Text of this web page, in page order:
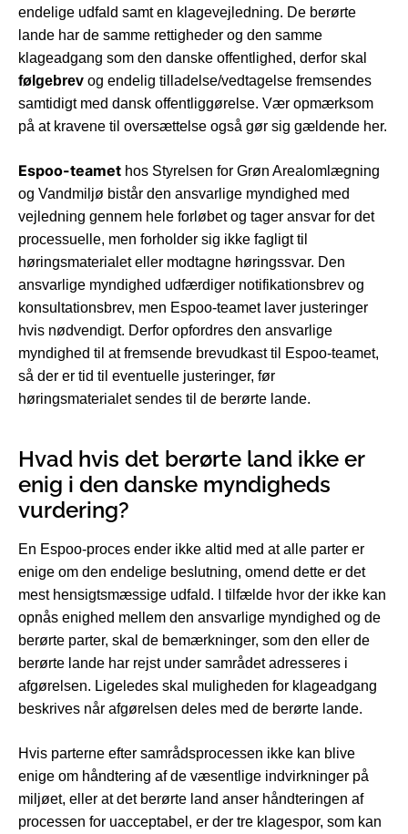
endelige udfald samt en klagevejledning. De berørte
lande har de samme rettigheder og den samme
klageadgang som den danske offentlighed, derfor skal
følgebrev og endelig tilladelse/vedtagelse fremsendes
samtidigt med dansk offentliggørelse. Vær opmærksom
på at kravene til oversættelse også gør sig gældende her.
Espoo-teamet hos Styrelsen for Grøn Arealomlægning
og Vandmiljø bistår den ansvarlige myndighed med
vejledning gennem hele forløbet og tager ansvar for det
processuelle, men forholder sig ikke fagligt til
høringsmaterialet eller modtagne høringssvar. Den
ansvarlige myndighed udfærdiger notifikationsbrev og
konsultationsbrev, men Espoo-teamet laver justeringer
hvis nødvendigt. Derfor opfordres den ansvarlige
myndighed til at fremsende brevudkast til Espoo-teamet,
så der er tid til eventuelle justeringer, før
høringsmaterialet sendes til de berørte lande.
Hvad hvis det berørte land ikke er
enig i den danske myndigheds
vurdering?
En Espoo-proces ender ikke altid med at alle parter er
enige om den endelige beslutning, omend dette er det
mest hensigtsmæssige udfald. I tilfælde hvor der ikke kan
opnås enighed mellem den ansvarlige myndighed og de
berørte parter, skal de bemærkninger, som den eller de
berørte lande har rejst under samrådet adresseres i
afgørelsen. Ligeledes skal muligheden for klageadgang
beskrives når afgørelsen deles med de berørte lande.
Hvis parterne efter samrådsprocessen ikke kan blive
enige om håndtering af de væsentlige indvirkninger på
miljøet, eller at det berørte land anser håndteringen af
processen for uacceptabel, er der tre klagespor, som kan